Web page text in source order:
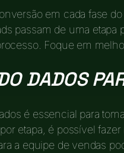
em cada fase
passam de uma etapa
Foque em
DADOS
é essencial para
etapa, é possível
a equipe de vendas